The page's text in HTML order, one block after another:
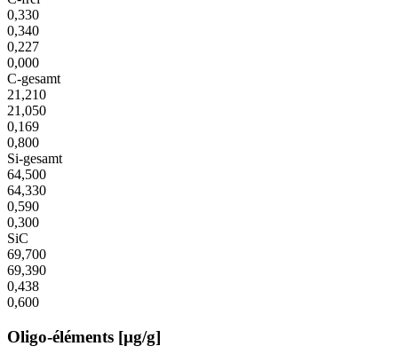
0,330
0,340
0,227
0,000
C-gesamt
21,210
21,050
0,169
0,800
Si-gesamt
64,500
64,330
0,590
0,300
SiC
69,700
69,390
0,438
0,600
Oligo-éléments [µg/g]